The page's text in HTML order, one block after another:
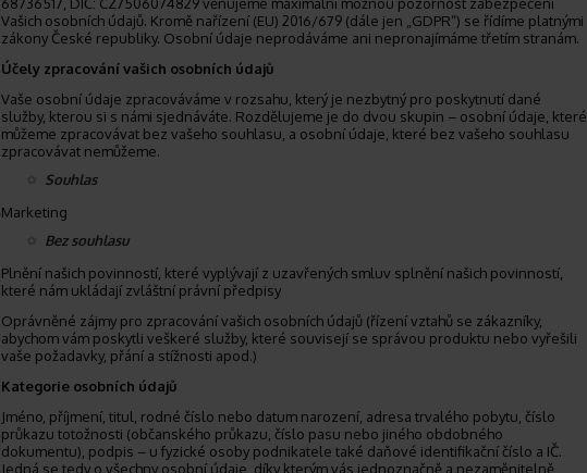
Vašich osobních údajů. Kromě nařízení (EU) 2016/679 (dále jen „GDPR“) se řídíme platnými
zákony České republiky. Osobní údaje neprodáváme ani nepronajímáme třetím stranám.
Účely zpracování vašich osobních údajů
Vaše osobní údaje zpracováváme v rozsahu, který je nezbytný pro poskytnutí dané
služby, kterou si s námi sjednáváte. Rozdělujeme je do dvou skupin – osobní údaje, které
můžeme zpracovávat bez vašeho souhlasu, a osobní údaje, které bez vašeho souhlasu
zpracovávat nemůžeme.
Souhlas
Marketing
Bez souhlasu
Plnění našich povinností, které vyplývají z uzavřených smluv splnění našich povinností,
které nám ukládají zvláštní právní předpisy
Oprávněné zájmy pro zpracování vašich osobních údajů (řízení vztahů se zákazníky,
abychom vám poskytli veškeré služby, které souvisejí se správou produktu nebo vyřešili
vaše požadavky, přání a stížnosti apod.)
Kategorie osobních údajů
Jméno, příjmení, titul, rodné číslo nebo datum narození, adresa trvalého pobytu, číslo
průkazu totožnosti (občanského průkazu, číslo pasu nebo jiného obdobného
dokumentu), podpis – u fyzické osoby podnikatele také daňové identifikační číslo a IČ.
Jedná se tedy o všechny osobní údaje, díky kterým vás jednoznačně a nezaměnitelně